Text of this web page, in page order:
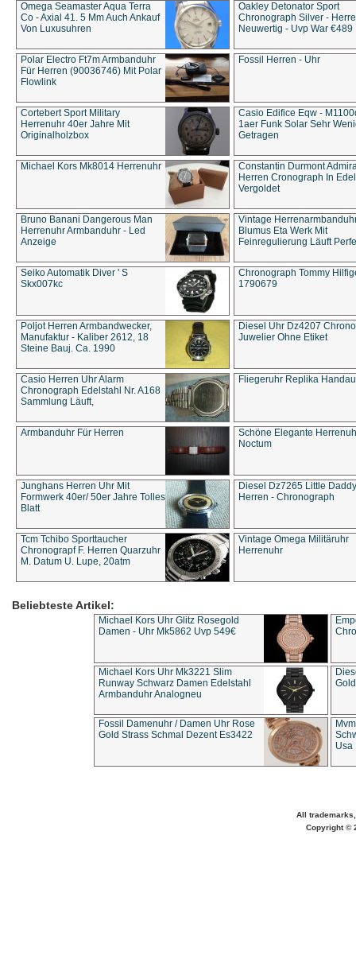
Omega Seamaster Aqua Terra
Co - Axial 41. 5 Mm Auch Ankauf
Von Luxusuhren
Oakley Detonator Sport
Chronograph Silver -
Neuwertig - Uvp War €489
Polar Electro Ft7m Armbanduhr
Für Herren (90036746) Mit Polar
Flowlink
Fossil Herren - Uhr
Cortebert Sport Military
Herrenuhr 40er Jahre Mit
Originalholzbox
Casio Edifice Eqw -
1aer Funk Solar Sehr
Getragen
Michael Kors Mk8014 Herrenuhr
Constantin Durmont
Herren Cronograph In
Vergoldet
Bruno Banani Dangerous Man
Herrenuhr Armbanduhr - Led
Anzeige
Vintage
Blumus Eta Werk Mit
Feinregulierung Läuft
Seiko Automatik Diver ' S
Skx007kc
Chronograph Tommy
1790679
Poljot Herren Armbandwecker,
Manufaktur - Kaliber 2612, 18
Steine Bauj. Ca. 1990
Diesel Uhr Dz4207
Juwelier Ohne Etiket
Casio Herren Uhr Alarm
Chronograph Edelstahl Nr. A168
Sammlung Läuft,
Fliegeruhr Replika
Armbanduhr Für Herren
Schöne Elegante
Noctum
Junghans Herren Uhr Mit
Formwerk 40er/ 50er Jahre Tolles
Blatt
Diesel Dz7265 Little Daddy
Herren - Chronograph
Tcm Tchibo Sporttaucher
Chronograpf F. Herren Quarzuhr
M. Datum U. Lupe, 20atm
Vintage Omega Militäruhr
Herrenuhr
Beliebteste Artikel:
Michael Kors Uhr Glitz Rosegold
Damen - Uhr Mk5862 Uvp 549€
Michael Kors Uhr Mk3221 Slim
Runway Schwarz Damen Edelstahl
Armbanduhr Analogneu
Fossil Damenuhr / Damen Uhr Rose
Gold Strass Schmal Dezent Es3422
Usa
All
Copyright ©